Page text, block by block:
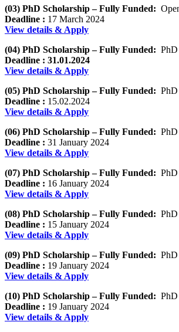
(03) PhD Scholarship – Fully Funded:
Deadline : 17 March 2024
View details & Apply
(04) PhD Scholarship – Fully Funded: PhD
Deadline : 31.01.2024
View details & Apply
(05) PhD Scholarship – Fully Funded:
Deadline : 15.02.2024
View details & Apply
(06) PhD Scholarship – Fully Funded: PhD
Deadline : 31 January 2024
View details & Apply
(07) PhD Scholarship – Fully Funded:
Deadline : 16 January 2024
View details & Apply
(08) PhD Scholarship – Fully Funded:
Deadline : 15 January 2024
View details & Apply
(09) PhD Scholarship – Fully Funded:
Deadline : 19 January 2024
View details & Apply
(10) PhD Scholarship – Fully Funded:
Deadline : 19 January 2024
View details & Apply